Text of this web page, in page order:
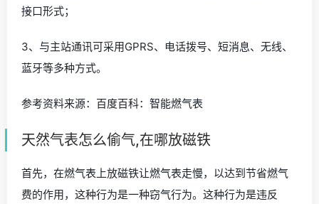
接口形式；
3、与主站通讯可采用GPRS、电话拨号、短消息、无线、
蓝牙等多种方式。
参考资料来源：百度百科：智能燃气表
天然气表怎么偷气,在哪放磁铁
首先，在燃气表上放磁铁让燃气表走慢，以达到节省燃气
费的作用，这种行为是一种窃气行为。这种行为是违反